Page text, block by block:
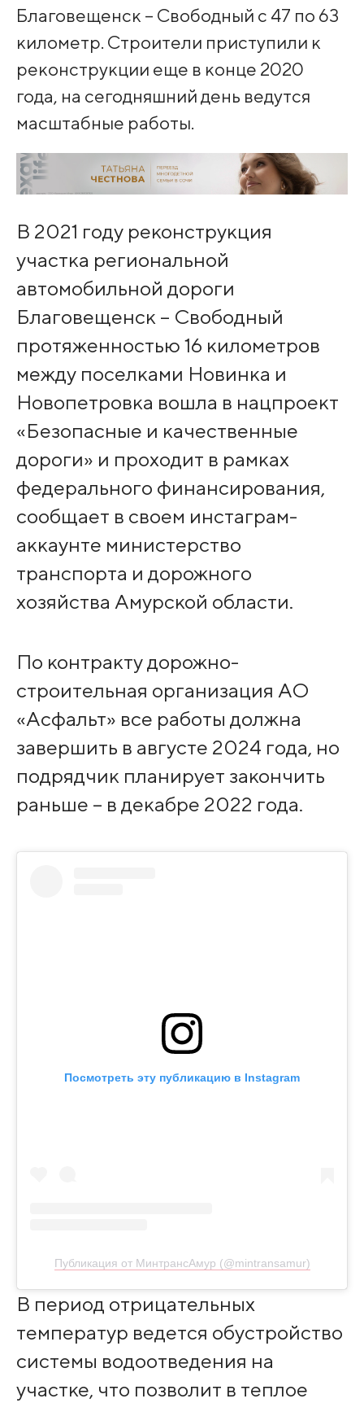
Благовещенск – Свободный c 47 по 63
километр. Строители приступили к
реконструкции еще в конце 2020
года, на сегодняшний день ведутся
масштабные работы.
В 2021 году реконструкция
участка региональной
автомобильной дороги
Благовещенск – Свободный
протяженностью 16 километров
между поселками Новинка и
Новопетровка вошла в нацпроект
«Безопасные и качественные
дороги» и проходит в рамках
федерального финансирования,
сообщает в своем инстаграм-
аккаунте министерство
транспорта и дорожного
хозяйства Амурской области.
По контракту дорожно-
строительная организация АО
«Асфальт» все работы должна
завершить в августе 2024 года, но
подрядчик планирует закончить
раньше – в декабре 2022 года.
Посмотреть эту публикацию в Instagram
Публикация от МинтрансАмур (@mintransamur)
В период отрицательных
температур ведется обустройство
системы водоотведения на
участке, что позволит в теплое